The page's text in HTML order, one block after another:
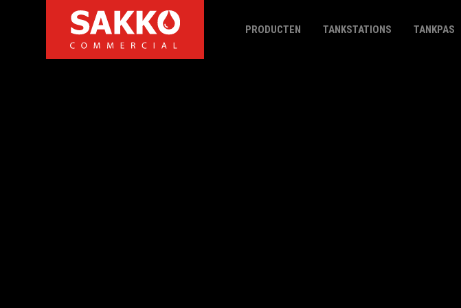
PRODUCTEN TANKSTATIONS TANKPAS